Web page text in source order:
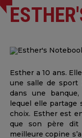
Esther a 10 ans.
une salle de sport
dans une
lequel elle partage
choix. Esther est
que son père dit
meilleure copine